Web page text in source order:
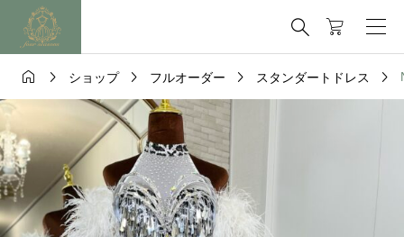

  ショップ  フルオーダー  スタンダートドレス 